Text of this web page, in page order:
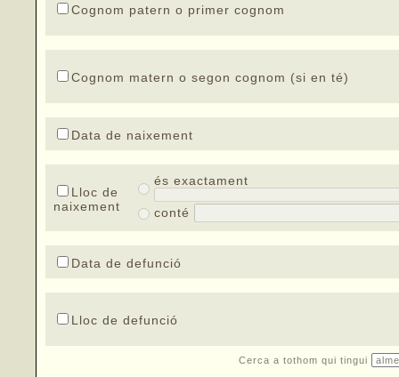
Cognom patern o primer cognom
Cognom matern o segon cognom (si en té)
Data de naixement
Lloc de
naixement
és exactament
conté
Data de defunció
Lloc de defunció
Cerca a tothom qui tingui